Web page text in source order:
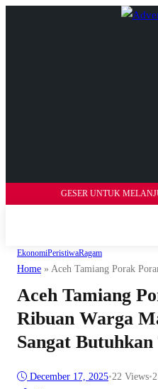
GESER UNTUK
EkonomiPeristiwaRagam
Home » Aceh Tamiang Porak
Aceh Tamiang
Ribuan Warga
Sangat Butuhkan
December 17, 2025•22 Views•